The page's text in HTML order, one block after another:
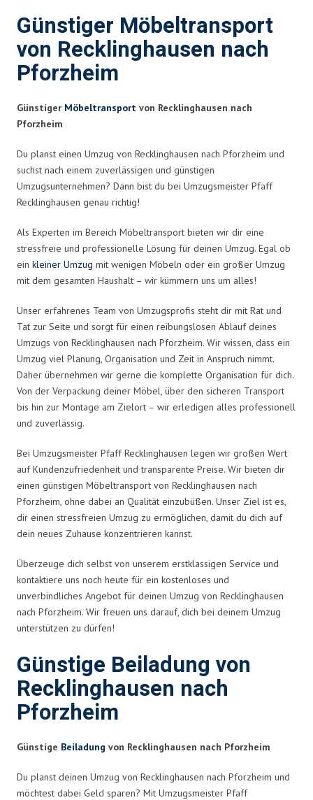
Günstiger Möbeltransport
von Recklinghausen nach
Pforzheim
Günstiger Möbeltransport von Recklinghausen nach
Pforzheim
Du planst einen Umzug von Recklinghausen nach Pforzheim und
suchst nach einem zuverlässigen und günstigen
Umzugsunternehmen? Dann bist du bei Umzugsmeister Pfaff
Recklinghausen genau richtig!
Als Experten im Bereich Möbeltransport bieten wir dir eine
stressfreie und professionelle Lösung für deinen Umzug. Egal ob
ein kleiner Umzug mit wenigen Möbeln oder ein großer Umzug
mit dem gesamten Haushalt – wir kümmern uns um alles!
Unser erfahrenes Team von Umzugsprofis steht dir mit Rat und
Tat zur Seite und sorgt für einen reibungslosen Ablauf deines
Umzugs von Recklinghausen nach Pforzheim. Wir wissen, dass ein
Umzug viel Planung, Organisation und Zeit in Anspruch nimmt.
Daher übernehmen wir gerne die komplette Organisation für dich.
Von der Verpackung deiner Möbel, über den sicheren Transport
bis hin zur Montage am Zielort – wir erledigen alles professionell
und zuverlässig.
Bei Umzugsmeister Pfaff Recklinghausen legen wir großen Wert
auf Kundenzufriedenheit und transparente Preise. Wir bieten dir
einen günstigen Möbeltransport von Recklinghausen nach
Pforzheim, ohne dabei an Qualität einzubüßen. Unser Ziel ist es,
dir einen stressfreien Umzug zu ermöglichen, damit du dich auf
dein neues Zuhause konzentrieren kannst.
Überzeuge dich selbst von unserem erstklassigen Service und
kontaktiere uns noch heute für ein kostenloses und
unverbindliches Angebot für deinen Umzug von Recklinghausen
nach Pforzheim. Wir freuen uns darauf, dich bei deinem Umzug
unterstützen zu dürfen!
Günstige Beiladung von
Recklinghausen nach
Pforzheim
Günstige Beiladung von Recklinghausen nach Pforzheim
Du planst deinen Umzug von Recklinghausen nach Pforzheim und
möchtest dabei Geld sparen? Mit Umzugsmeister Pfaff